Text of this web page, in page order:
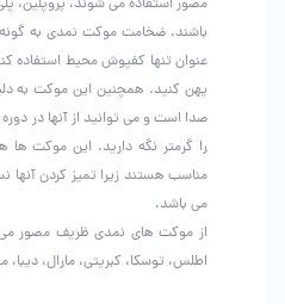
مصور استفاده می شوند، پروپلین،
باشند. ضخامت موکت نمدی به
عنوان تنها کفپوش محیط استفاده
پهن کنید. همچنین این موکت به
صدا است و می توانید از آنها در
را گرمتر نگه دارید. این موکت ها
مناسب هستند زیرا تمیز کردن
می باشد.
از موکت های نمدی ظریف مصور
اطلس، توسکا، کبریتی، مارال، دیبا،